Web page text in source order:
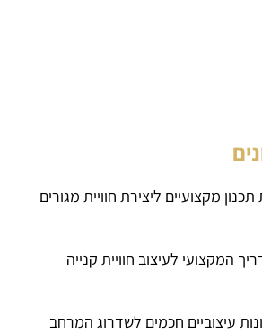
תכנון מקצועיים ליצירת חוויית מגורים
המקצועי לעיצוב חוויית קנייה
עיצוביים חכמים לשדרוג המרחב